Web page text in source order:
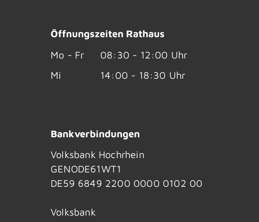
Öffnungszeiten Rathaus
Mo - Fr
08:30 - 12:00 Uhr
Mi
14:00 - 18:30 Uhr
Bankverbindungen
Volksbank Hochrhein
GENODE61WT1
DE59 6849 2200 0000 0102 00
Volksbank